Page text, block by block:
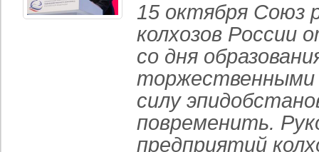
15 октября Союз
колхозов России
со дня
торжественными
силу
повременить.
предприятий